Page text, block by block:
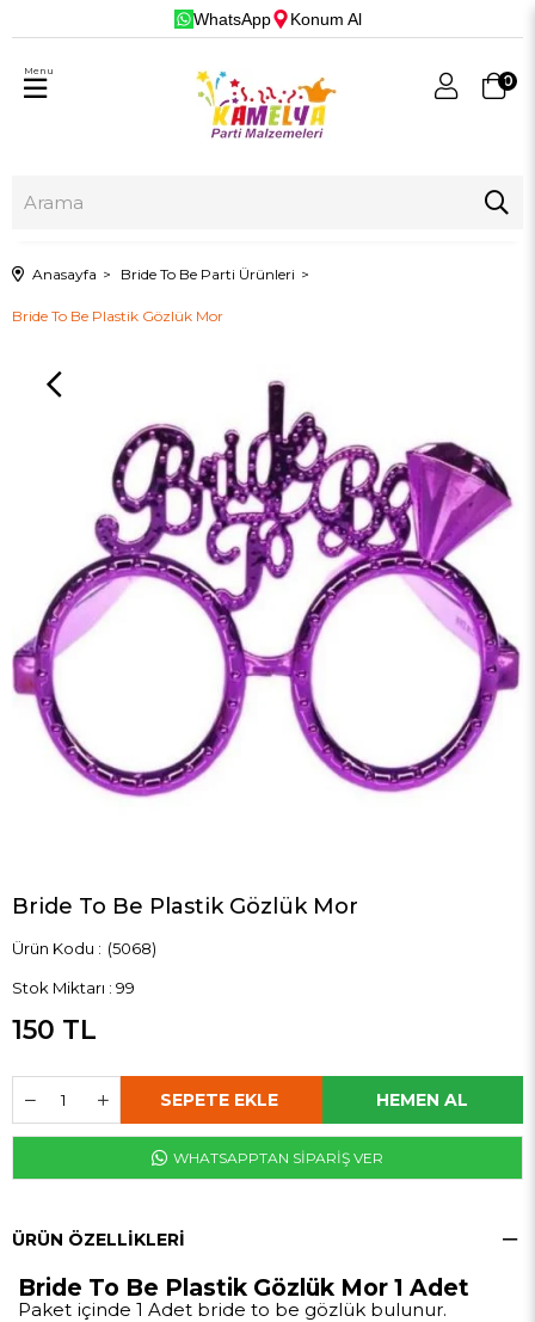
WhatsApp Konum Al
0
Menu
Anasayfa Bride To Be Parti Ürünleri
Bride To Be Plastik Gözlük Mor
Bride To Be Plastik Gözlük Mor
(5068)
Stok Miktarı : 99
150 TL
WHATSAPPTAN SİPARİŞ VER
ÜRÜN ÖZELLIKLERI
Bride To Be Plastik Gözlük Mor 1 Adet
Paket içinde 1 Adet bride to be gözlük bulunur.